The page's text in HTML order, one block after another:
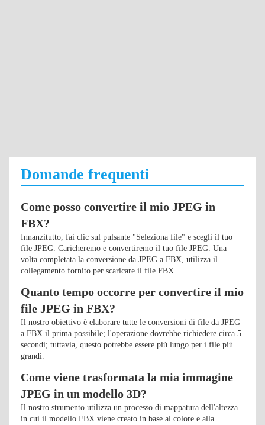
Domande frequenti
Come posso convertire il mio JPEG in
FBX?
Innanzitutto, fai clic sul pulsante "Seleziona file" e scegli il tuo
file JPEG. Caricheremo e convertiremo il tuo file JPEG. Una
volta completata la conversione da JPEG a FBX, utilizza il
collegamento fornito per scaricare il file FBX.
Quanto tempo occorre per convertire il mio
file JPEG in FBX?
Il nostro obiettivo è elaborare tutte le conversioni di file da JPEG
a FBX il prima possibile; l'operazione dovrebbe richiedere circa 5
secondi; tuttavia, questo potrebbe essere più lungo per i file più
grandi.
Come viene trasformata la mia immagine
JPEG in un modello 3D?
Il nostro strumento utilizza un processo di mappatura dell'altezza
in cui il modello FBX viene creato in base al colore e alla